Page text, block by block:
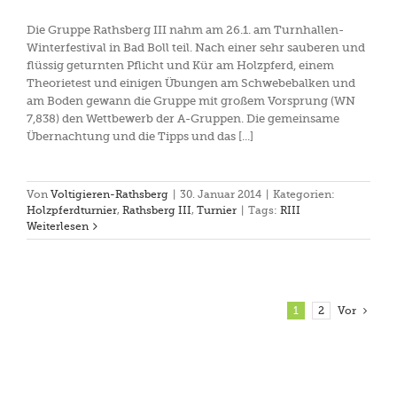
Die Gruppe Rathsberg III nahm am 26.1. am Turnhallen-
Winterfestival in Bad Boll teil. Nach einer sehr sauberen und
flüssig geturnten Pflicht und Kür am Holzpferd, einem
Theorietest und einigen Übungen am Schwebebalken und
am Boden gewann die Gruppe mit großem Vorsprung (WN
7,838) den Wettbewerb der A-Gruppen. Die gemeinsame
Übernachtung und die Tipps und das [...]
Von Voltigieren-Rathsberg | 30. Januar 2014 | Kategorien:
Holzpferdturnier, Rathsberg III, Turnier | Tags: RIII
Weiterlesen
1 2 Vor